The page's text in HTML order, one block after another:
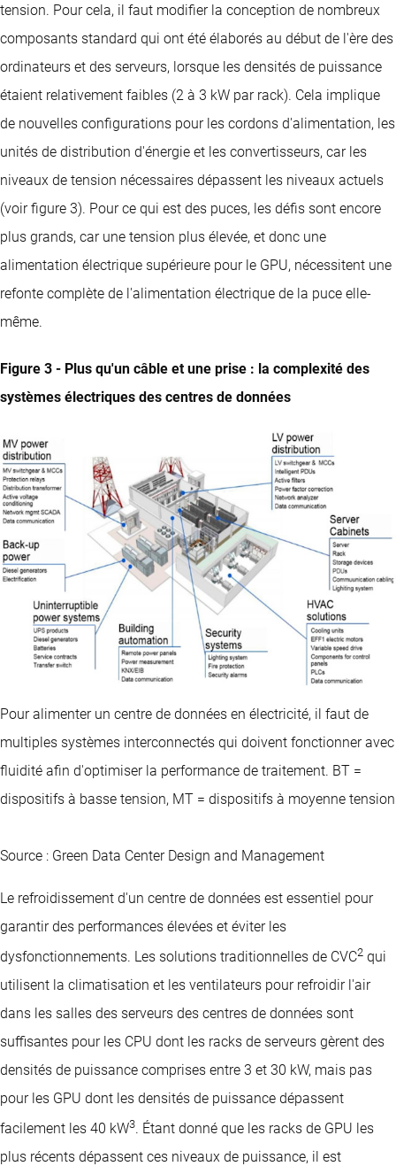
tension. Pour cela, il faut modifier la conception de nombreux
composants standard qui ont été élaborés au début de l'ère des
ordinateurs et des serveurs, lorsque les densités de puissance
étaient relativement faibles (2 à 3 kW par rack). Cela implique
de nouvelles configurations pour les cordons d'alimentation, les
unités de distribution d'énergie et les convertisseurs, car les
niveaux de tension nécessaires dépassent les niveaux actuels
(voir figure 3). Pour ce qui est des puces, les défis sont encore
plus grands, car une tension plus élevée, et donc une
alimentation électrique supérieure pour le GPU, nécessitent une
refonte complète de l'alimentation électrique de la puce elle-
même.
Figure 3 - Plus qu'un câble et une prise : la complexité des
systèmes électriques des centres de données
Pour alimenter un centre de données en électricité, il faut de
multiples systèmes interconnectés qui doivent fonctionner avec
fluidité afin d'optimiser la performance de traitement. BT =
dispositifs à basse tension, MT = dispositifs à moyenne tension
Source : Green Data Center Design and Management
Le refroidissement d'un centre de données est essentiel pour
garantir des performances élevées et éviter les
dysfonctionnements. Les solutions traditionnelles de CVC2 qui
utilisent la climatisation et les ventilateurs pour refroidir l'air
dans les salles des serveurs des centres de données sont
suffisantes pour les CPU dont les racks de serveurs gèrent des
densités de puissance comprises entre 3 et 30 kW, mais pas
pour les GPU dont les densités de puissance dépassent
facilement les 40 kW3. Étant donné que les racks de GPU les
plus récents dépassent ces niveaux de puissance, il est